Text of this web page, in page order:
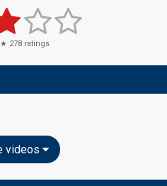
★ 278 ratings
videos